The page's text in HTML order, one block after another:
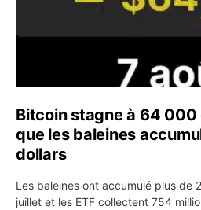
Bitcoin stagne à 64
que les baleines
dollars
Les baleines ont accumulé plus de
juillet et les ETF collectent 754